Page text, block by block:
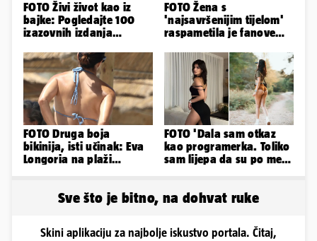
FOTO Živi život kao iz
bajke: Pogledajte 100
izazovnih izdanja
FOTO Žena s
'najsavršenijim tijelom'
raspametila je fanove
plićaka
FOTO Druga boja
bikinija, isti učinak: Eva
Longoria na plaži
FOTO 'Dala sam otkaz
kao programerka. Toliko
sam lijepa da su po meni
Sve što je bitno, na dohvat ruke
Skini aplikaciju za najbolje iskustvo portala. Čitaj,